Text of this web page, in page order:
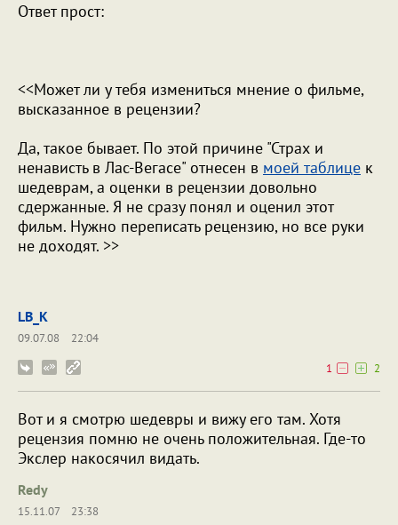
Ответ прост:
<<Может ли у тебя измениться мнение о фильме,
высказанное в рецензии?
Да, такое бывает. По этой причине "Страх и
ненависть в Лас-Вегасе" отнесен в моей таблице к
шедеврам, а оценки в рецензии довольно
сдержанные. Я не сразу понял и оценил этот
фильм. Нужно переписать рецензию, но все руки
не доходят. >>
LB_K
09.07.08
22:04
1
2
Вот и я смотрю шедевры и вижу его там. Хотя
рецензия помню не очень положительная. Где-то
Экслер накосячил видать.
Redy
15.11.07
23:38